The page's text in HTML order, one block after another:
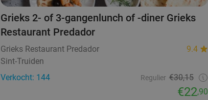
Grieks 2- of 3-gangenlunch of -diner Grieks
Restaurant Predador
Grieks Restaurant Predador
9.4
Sint-Truiden
Verkocht: 144
Regulier €30,15
€22,90